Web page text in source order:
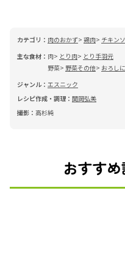
カテゴリ： 肉のおかず 鶏肉
チキン
主な食材： 肉 とり肉
とり手羽元
野菜
野菜その他
おろし
ジャンル： エスニック
レシピ作成・調理： 関岡弘美
撮影： 高杉純
おすす